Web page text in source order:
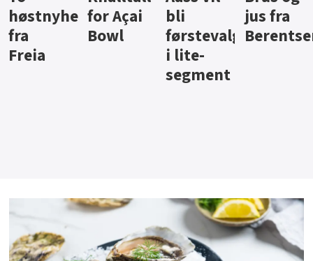
for Açai
Bowl
bli
førstevalg
jus fra
Berentsen
iste fra
Hansa